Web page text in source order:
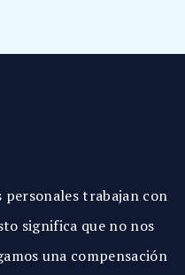
personales trabajan con
significa que no nos
una compensación